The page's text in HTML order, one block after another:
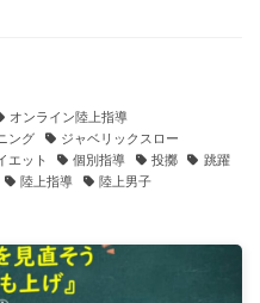
オンライン陸上指導
ング
ジャベリックスロー
エット 個別指導 投擲
跳躍
陸上指導 陸上男子